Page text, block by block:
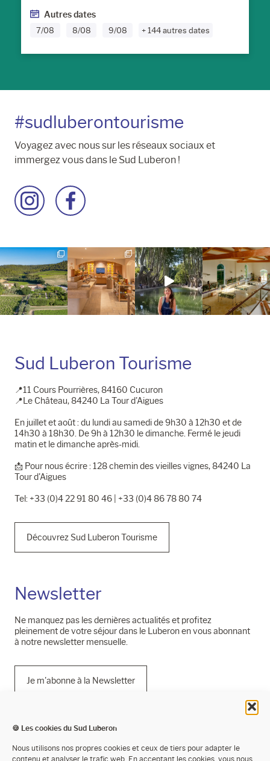
🍪 Les cookies du Sud Luberon
Nous utilisons nos propres cookies et ceux de tiers pour adapter le
contenu et analyser le trafic web. En acceptant les cookies, vous nous
Autres dates
7/08 8/08 9/08 + 144 autres dates
#sudluberontourisme
Voyagez avec nous sur les réseaux sociaux et
immergez vous dans le Sud Luberon !
Accéder
à
Instagram
Accéder
à
Facebook
Sud Luberon Tourisme
📍11 Cours Pourrières, 84160 Cucuron
📍Le Château, 84240 La Tour d'Aigues
En juillet et août : du lundi au samedi de 9h30 à 12h30 et de
14h30 à 18h30. De 9h à 12h30 le dimanche. Fermé le jeudi
matin et le dimanche après-midi.
📩​ Pour nous écrire : 128 chemin des vieilles vignes, 84240 La
Tour d'Aigues
Tel: +33 (0)4 22 91 80 46 | +33 (0)4 86 78 80 74
Découvrez Sud Luberon Tourisme
Newsletter
Ne manquez pas les dernières actualités et profitez
pleinement de votre séjour dans le Luberon en vous abonnant
à notre newsletter mensuelle.
Je m'abonne à la Newsletter
Mentions légales